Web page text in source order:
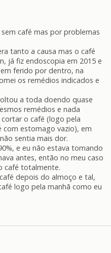
café mas por problemas
tanto a causa mas o café
já fiz endoscopia em 2015 e
ferido por dentro, na
os remédios indicados e
a toda doendo quase
remédios e nada
o café (logo pela
com estomago vazio), em
sentia mais dor.
e eu não estava tomando
antes, então no meu caso
café totalmente.
depois do almoço e tal,
logo pela manhã como eu